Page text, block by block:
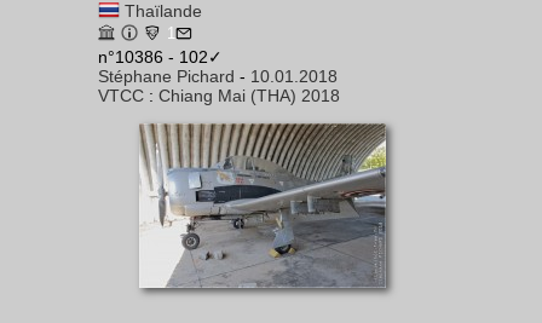
Thaïlande
1
n°10386 - 102✓
Stéphane Pichard - 10.01.2018
VTCC : Chiang Mai (THA) 2018